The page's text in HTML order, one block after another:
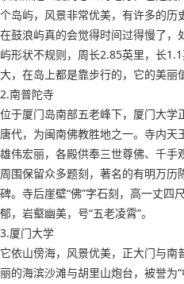
个岛屿，风景非常优美，有许多的
在鼓浪屿真的会觉得时间过得慢了，
屿形状不规则，周长2.85英里，长
大，在岛上都是靠步行的，它的美丽
2.南普陀寺
位于厦门岛南部五老峰下，厦门大
唐代，为闽南佛教胜地之一。寺内天
雄伟宏丽，各殿供奉三世尊佛、千手
周围保留众多题刻，著名的有明万
碑。寺后崖壁“佛”字石刻，高一丈四
郁，岩壑幽美，号“五老凌霄”。
3.厦门大学
它依山傍海，风景优美，正大门与
丽的海滨沙滩与胡里山炮台，被誉为